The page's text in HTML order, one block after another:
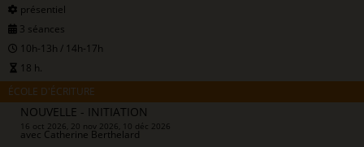
présentiel
3 séances
10h-13h / 14h-17h
18 h.
ÉCOLE D'ÉCRITURE
NOUVELLE - INITIATION
16 oct 2026, 20 nov 2026, 10 déc 2026
avec Catherine Berthelard